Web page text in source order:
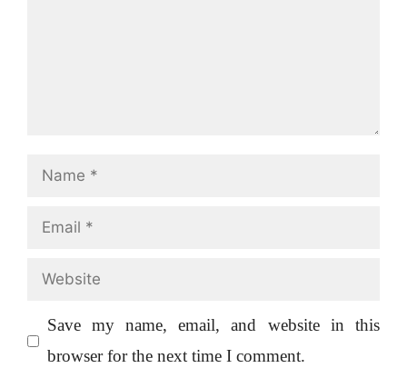
Name
Email
Website
Save my name, email, and website in this
browser for the next time I comment.